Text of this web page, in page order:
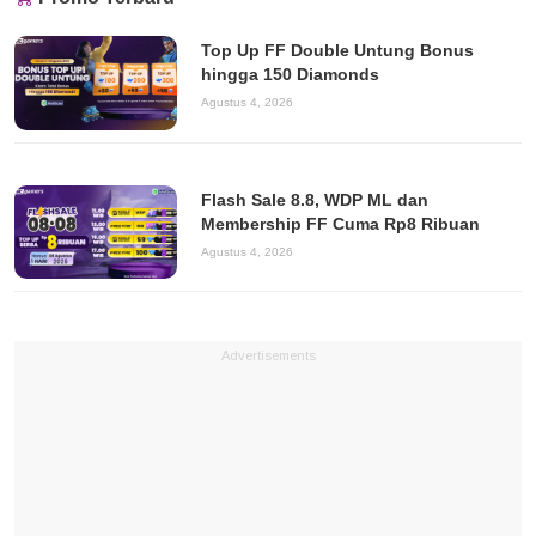
Top Up FF Double Untung Bonus
hingga 150 Diamonds
Agustus 4, 2026
Flash Sale 8.8, WDP ML dan
Membership FF Cuma Rp8 Ribuan
Agustus 4, 2026
Advertisements